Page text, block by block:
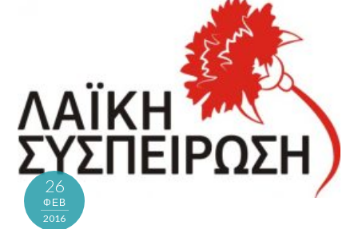
26
ΦΕΒ
2016